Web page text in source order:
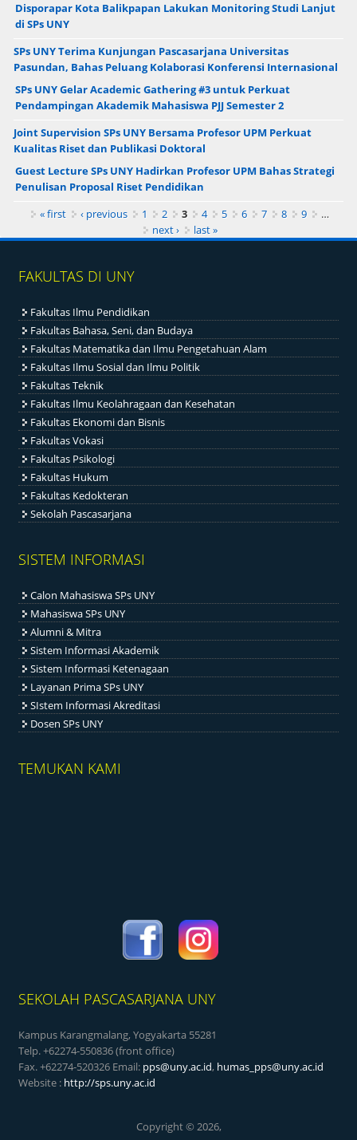
Disporapar Kota Balikpapan Lakukan Monitoring Studi Lanjut
di SPs UNY
SPs UNY Terima Kunjungan Pascasarjana Universitas
Pasundan, Bahas Peluang Kolaborasi Konferensi Internasional
SPs UNY Gelar Academic Gathering #3 untuk Perkuat
Pendampingan Akademik Mahasiswa PJJ Semester 2
Joint Supervision SPs UNY Bersama Profesor UPM Perkuat
Kualitas Riset dan Publikasi Doktoral
Guest Lecture SPs UNY Hadirkan Profesor UPM Bahas Strategi
Penulisan Proposal Riset Pendidikan
Pages« first ‹ previous 1 2 3 4 5 6 7 8 9
…
next ›
last »
FAKULTAS DI UNY
Fakultas Ilmu Pendidikan
Fakultas Bahasa, Seni, dan Budaya
Fakultas Matematika dan Ilmu Pengetahuan Alam
Fakultas Ilmu Sosial dan Ilmu Politik
Fakultas Teknik
Fakultas Ilmu Keolahragaan dan Kesehatan
Fakultas Ekonomi dan Bisnis
Fakultas Vokasi
Fakultas Psikologi
Fakultas Hukum
Fakultas Kedokteran
Sekolah Pascasarjana
SISTEM INFORMASI
Calon Mahasiswa SPs UNY
Mahasiswa SPs UNY
Alumni & Mitra
Sistem Informasi Akademik
Sistem Informasi Ketenagaan
Layanan Prima SPs UNY
SIstem Informasi Akreditasi
Dosen SPs UNY
TEMUKAN KAMI
SEKOLAH PASCASARJANA UNY
Kampus Karangmalang, Yogyakarta 55281
Telp. +62274-550836 (front office)
Fax. +62274-520326 Email: pps@uny.ac.id, humas_pps@uny.ac.id
Website : http://sps.uny.ac.id
Copyright © 2026,